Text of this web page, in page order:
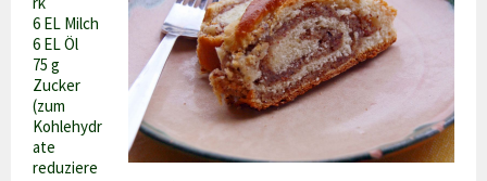
6 EL Milch
6 EL Öl
75 g
Zucker
(zum
Kohlehydr
ate
reduziere